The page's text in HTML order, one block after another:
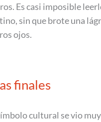
Es casi imposible
sin que brote una
ojos.
finales
cultural se vio